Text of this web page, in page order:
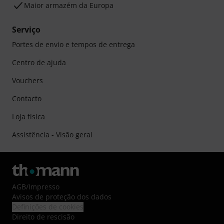
Maior armazém da Europa
Serviço
Portes de envio e tempos de entrega
Centro de ajuda
Vouchers
Contacto
Loja física
Assistência - Visão geral
AGB/Impresso
Avisos de proteção dos dados
Direito de rescisão